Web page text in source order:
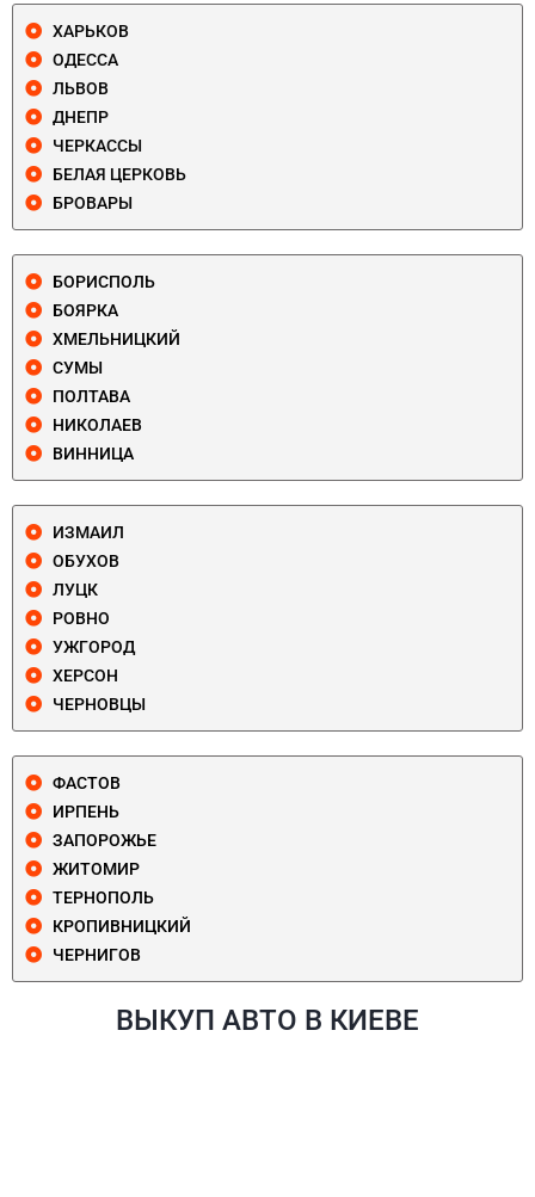
ХАРЬКОВ
ОДЕССА
ЛЬВОВ
ДНЕПР
ЧЕРКАССЫ
БЕЛАЯ ЦЕРКОВЬ
БРОВАРЫ
БОРИСПОЛЬ
БОЯРКА
ХМЕЛЬНИЦКИЙ
СУМЫ
ПОЛТАВА
НИКОЛАЕВ
ВИННИЦА
ИЗМАИЛ
ОБУХОВ
ЛУЦК
РОВНО
УЖГОРОД
ХЕРСОН
ЧЕРНОВЦЫ
ФАСТОВ
ИРПЕНЬ
ЗАПОРОЖЬЕ
ЖИТОМИР
ТЕРНОПОЛЬ
КРОПИВНИЦКИЙ
ЧЕРНИГОВ
ВЫКУП АВТО В КИЕВЕ